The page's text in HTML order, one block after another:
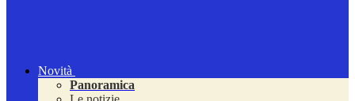
Novità
Panoramica